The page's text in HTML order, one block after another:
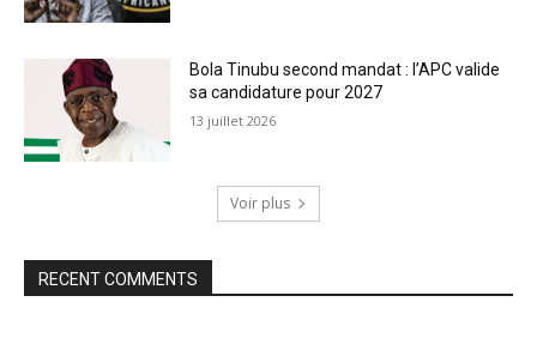
Bola Tinubu second mandat : l’APC valide
sa candidature pour 2027
13 juillet 2026
Voir plus
RECENT COMMENTS